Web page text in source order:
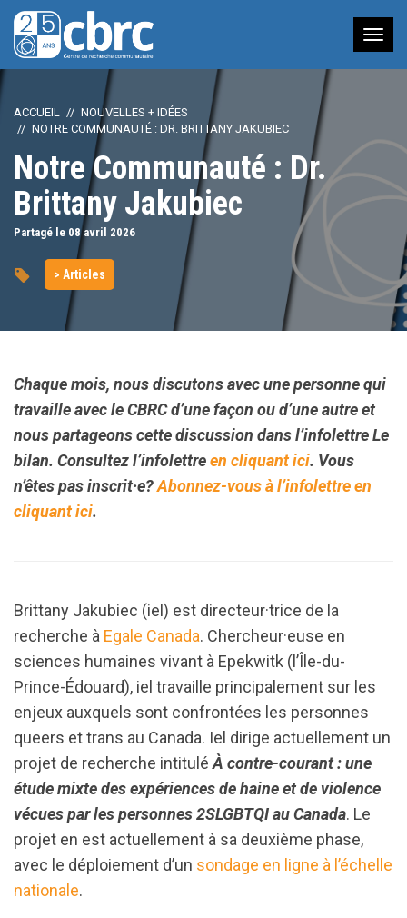
à
ACCUEIL
NOUVELLES + IDÉES
NOTRE COMMUNAUTÉ : DR. BRITTANY JAKUBIEC
Notre Communauté : Dr.
Brittany Jakubiec
Partagé le 08avril 2026
> Articles
Chaque mois, nous discutons avec une personne qui
travaille avec le CBRC d’une façon ou d’une autre et
nous partageons cette discussion dans l’infolettre Le
bilan. Consultez l’infolettreen cliquant ici. Vous
n’êtes pas inscrit·e?Abonnez-vous à l’infolettre en
cliquant ici.
Brittany Jakubiec (iel) est directeur·trice de la
recherche à Egale Canada. Chercheur·euse en
sciences humaines vivant à Epekwitk (l’Île-du-
Prince-Édouard), iel travaille principalement sur les
enjeux auxquels sont confrontées les personnes
queers et trans au Canada. Iel dirige actuellement un
projet de recherche intituléÀ contre-courant : une
étude mixte des expériences de haine et de violence
vécues par les personnes 2SLGBTQI au Canada. Le
projet en est actuellement à sa deuxième phase,
avec le déploiement d’un sondage en ligne à l’échelle
nationale.